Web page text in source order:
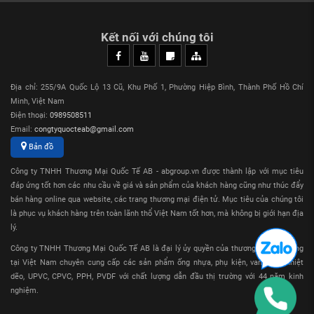
đường ống vận chuyển và phân phối hóa chất
Giới Thiệu Về Thương Hiệu Ống Nhựa Sanking
Thương hiệu Ống Nhựa Sanking thuộc sở hửu của Công ty
TNHH Công nghiệp Nhựa Hạ Môn tên giao dịch tiếng anh
là Sanideng Xiamen Sanideng Plastic Industry Co., Ltd được
thành lập năm 1976 tại Đài Loan, từ năm 2000 Sanking
thiết lập và di dời nhà máy sản xuất cũng như đội ngũ bán
hàng sang Trung Quốc, tại Trung Quốc Sanking là thương
hiệu số 1 về ống nhựa và van nhựa nhiệt dẽo ứng dụng
trong công nghiệp.
Các sản phẩm cốt lõi của Sanking bao gồm ống, phụ kiện,
van: nhựa uPVC, CPVC, PPH được sử dụng rộng rãi trong
các ngành như xử lý nước, chất bán dẫn, dược phẩm, công
nghiệp hóa chất... Sản phẩm của Sanking được sử dụng tại
hơn 100 quốc gia và vùng lãnh thổ trên thế giới, là thương
hiệu nổi tiếng trong lĩnh vực ống nhựa công nghiệp.
Đại Lý Cung Cấp Phụ Kiện PPH Sanking Uy Tín
Kết nối với chúng tôi
Địa chỉ: 255/9A Quốc Lộ 13 Cũ, Khu Phố 1, Phường Hiệp Bình, Thành Phố Hồ Chí
Minh, Việt Nam
Điện thoại: 0989508511
Email: congtyquocteab@gmail.com
Bản đồ
Công ty TNHH Thương Mại Quốc Tế AB - abgroup.vn được thành lập với mục tiêu
đáp ứng tốt hơn các nhu cầu về giá và sản phẩm của khách hàng cũng như thúc đẩy
bán hàng online qua website, các trang thương mại điện tử. Mục tiêu của chúng tôi
là phục vụ khách hàng trên toàn lãnh thổ Việt Nam tốt hơn, mà không bị giới hạn địa
lý.
Công ty TNHH Thương Mại Quốc Tế AB là đại lý ủy quyền của thương hiệu Sanking
tại Việt Nam chuyên cung cấp các sản phẩm ống nhựa, phụ kiện, van nhựa nhiệt
dẽo, UPVC, CPVC, PPH, PVDF với chất lượng dẫn đầu thị trường với 44 năm kinh
nghiệm.